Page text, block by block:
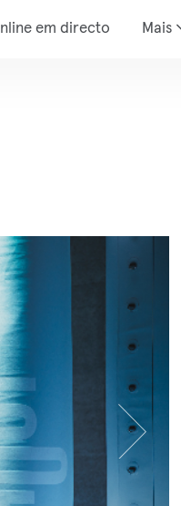
em directo Mais